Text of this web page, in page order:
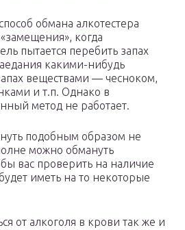
обмана алкотестера
когда
пытается перебить запах
какими-нибудь
веществами — чесноком,
и т.п. Однако в
метод не работает.
подобным образом не
можно обмануть
вас проверить на наличие
иметь на то некоторые
от алкоголя в крови так же и